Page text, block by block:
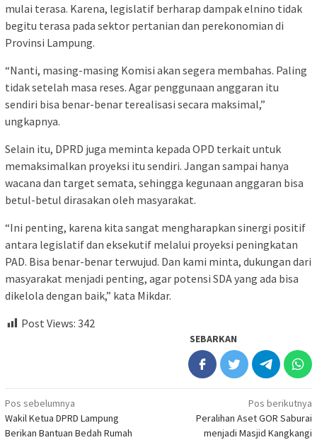
mulai terasa. Karena, legislatif berharap dampak elnino tidak
begitu terasa pada sektor pertanian dan perekonomian di
Provinsi Lampung.
“Nanti, masing-masing Komisi akan segera membahas. Paling
tidak setelah masa reses. Agar penggunaan anggaran itu
sendiri bisa benar-benar terealisasi secara maksimal,”
ungkapnya.
Selain itu, DPRD juga meminta kepada OPD terkait untuk
memaksimalkan proyeksi itu sendiri. Jangan sampai hanya
wacana dan target semata, sehingga kegunaan anggaran bisa
betul-betul dirasakan oleh masyarakat.
“Ini penting, karena kita sangat mengharapkan sinergi positif
antara legislatif dan eksekutif melalui proyeksi peningkatan
PAD. Bisa benar-benar terwujud. Dan kami minta, dukungan dari
masyarakat menjadi penting, agar potensi SDA yang ada bisa
dikelola dengan baik,” kata Mikdar.
Post Views: 342
SEBARKAN
Navigasi
pos
Pos sebelumnya
Wakil Ketua DPRD Lampung
Berikan Bantuan Bedah Rumah
Pos berikutnya
Peralihan Aset GOR Saburai
menjadi Masjid Kangkangi